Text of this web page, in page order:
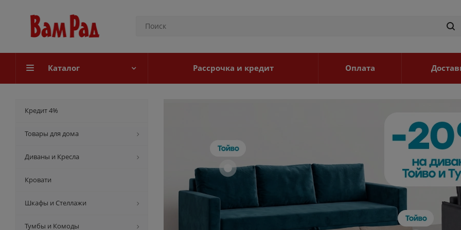
Каталог Рассрочка и кредит Оплата
Кредит 4%
Товары для дома
Диваны и Кресла
Кровати
Шкафы и Стеллажи
Тумбы и Комоды